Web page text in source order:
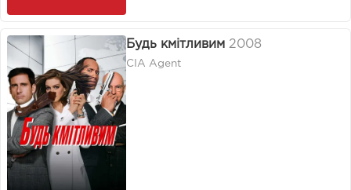
Будь кмітливим 2008
CIA Agent